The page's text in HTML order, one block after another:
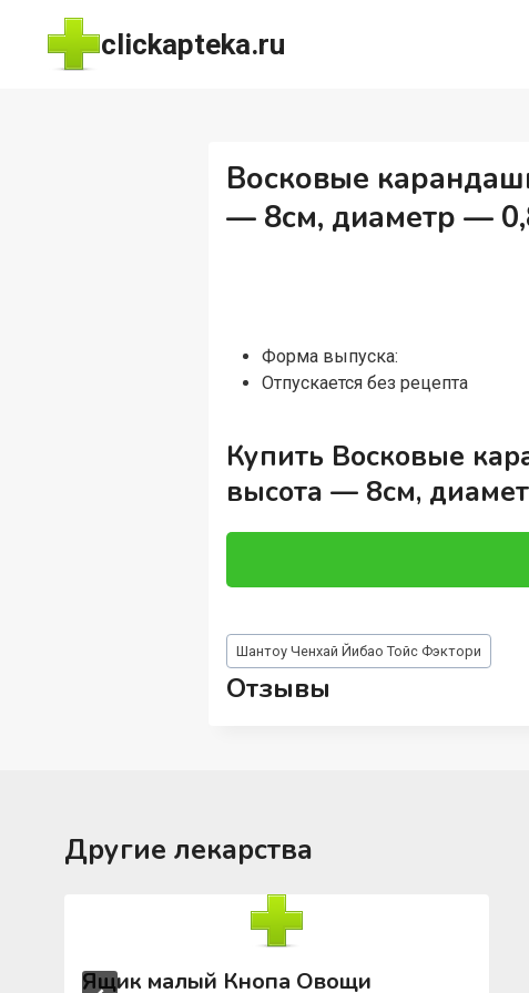
Перейти
содержимому
clickapteka.ru
Восковые
— 8см, диаметр —
Форма выпуска:
Отпускается без рецепта
Купить Восковые
высота — 8см,
Метки
записи:
Шантоу Ченхай Йибао Тойс Фэктори
Отзывы
Другие лекарства
Ящик малый Кнопа Овощи